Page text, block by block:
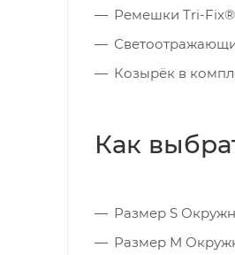
Ремешки Tri-Fix®
Козырёк в
Как
Размер S
Размер M